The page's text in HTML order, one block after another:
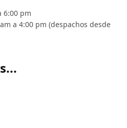
6:00 pm
a 4:00 pm (despachos desde